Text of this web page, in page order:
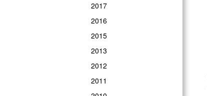
2017
2016
2015
2013
2012
2011